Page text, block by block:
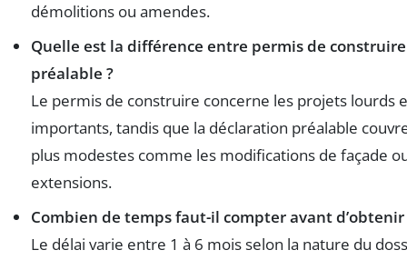
démolitions ou amendes.
Quelle est la différence entre permis de
préalable ?
Le permis de construire concerne les projets lourds
importants, tandis que la déclaration préalable
plus modestes comme les modifications de façade
extensions.
Combien de temps faut-il compter avant
Le délai varie entre 1 à 6 mois selon la nature du